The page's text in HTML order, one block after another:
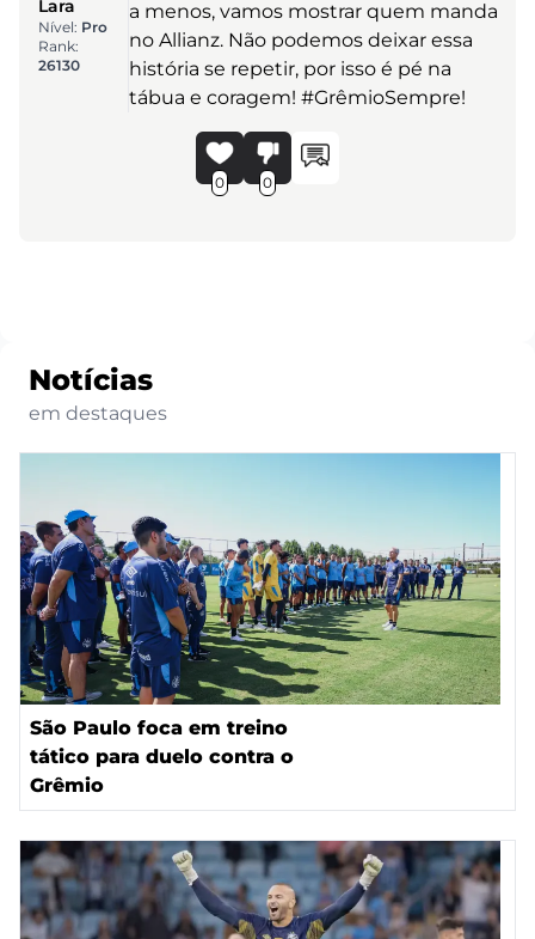
Lara
Nível: Pro
Rank:
26130
a menos, vamos mostrar quem manda
no Allianz. Não podemos deixar essa
história se repetir, por isso é pé na
tábua e coragem! #GrêmioSempre!
0 0
Notícias
em destaques
São Paulo foca em treino
tático para duelo contra o
Grêmio